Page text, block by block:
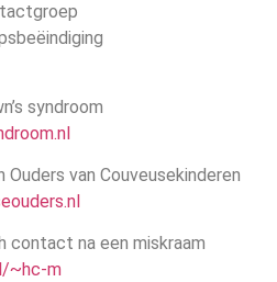
syndroom
Ouders van Couveusekinderen
contact na een miskraam
~hc-m